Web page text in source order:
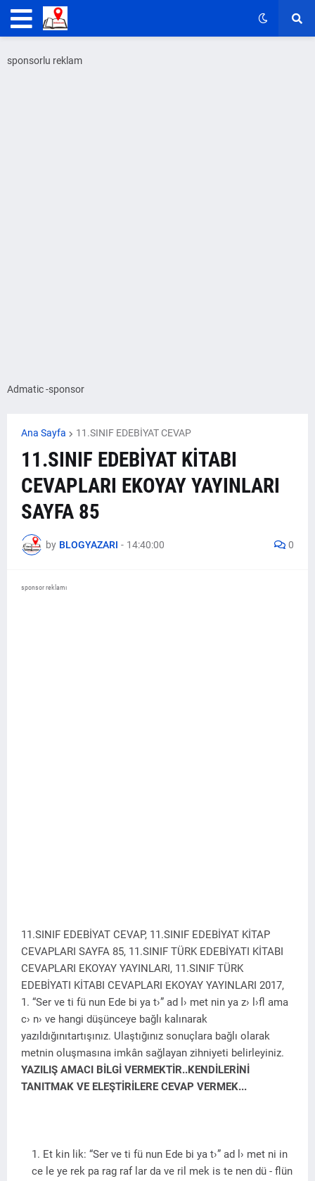
sponsorlu reklam
Admatic -sponsor
Ana Sayfa 11.SINIF EDEBİYAT CEVAP
11.SINIF EDEBİYAT KİTABI
CEVAPLARI EKOYAY YAYINLARI
SAYFA 85
by BLOGYAZARI - 14:40:00 0
sponsor reklamı
11.SINIF EDEBİYAT CEVAP, 11.SINIF EDEBİYAT KİTAP
CEVAPLARI SAYFA 85, 11.SINIF TÜRK EDEBİYATI KİTABI
CEVAPLARI EKOYAY YAYINLARI, 11.SINIF TÜRK
EDEBİYATI KİTABI CEVAPLARI EKOYAY YAYINLARI 2017,
1. “Ser ve ti fü nun Ede bi ya t›” ad l› met nin ya z› l›fl ama
c› n› ve hangi düşünceye bağlı kalınarak
yazıldığınıtartışınız. Ulaştığınız sonuçlara bağlı olarak
metnin oluşmasına imkân sağlayan zihniyeti belirleyiniz.
YAZILIŞ AMACI BİLGİ VERMEKTİR..KENDİLERİNİ
TANITMAK VE ELEŞTİRİLERE CEVAP VERMEK...
1. Et kin lik: “Ser ve ti fü nun Ede bi ya t›” ad l› met ni in
ce le ye rek pa rag raf lar da ve ril mek is te nen dü - flün